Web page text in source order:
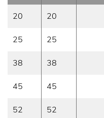
20 20
25 25
38 38
45 45
52 52